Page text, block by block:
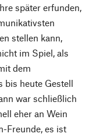
später erfunden,
stellen kann,
im Spiel, als
dem
bis heute Gestell
war schließlich
eher an Wein
Freunde, es ist